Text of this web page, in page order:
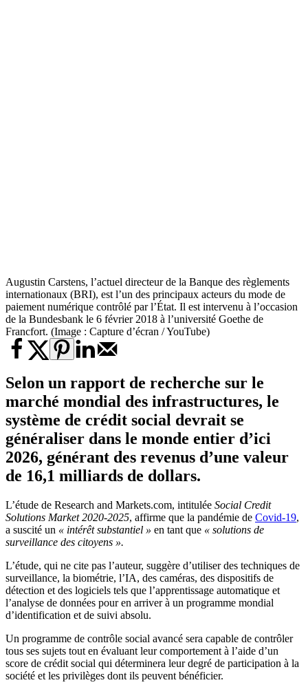
Augustin Carstens, l’actuel directeur de la Banque des règlements
internationaux (BRI), est l’un des principaux acteurs du mode de
paiement numérique contrôlé par l’État. Il est intervenu à l’occasion
de la Bundesbank le 6 février 2018 à l’université Goethe de
Francfort. (Image : Capture d’écran / YouTube)
Selon un rapport de recherche sur le
marché mondial des infrastructures, le
système de crédit social devrait se
généraliser dans le monde entier d’ici
2026, générant des revenus d’une valeur
de 16,1 milliards de dollars.
L’étude de Research and Markets.com, intitulée Social Credit
Solutions Market 2020-2025, affirme que la pandémie de Covid-19,
a suscité un « intérêt substantiel » en tant que « solutions de
surveillance des citoyens ».
L’étude, qui ne cite pas l’auteur, suggère d’utiliser des techniques de
surveillance, la biométrie, l’IA, des caméras, des dispositifs de
détection et des logiciels tels que l’apprentissage automatique et
l’analyse de données pour en arriver à un programme mondial
d’identification et de suivi absolu.
Un programme de contrôle social avancé sera capable de contrôler
tous ses sujets tout en évaluant leur comportement à l’aide d’un
score de crédit social qui déterminera leur degré de participation à la
société et les privilèges dont ils peuvent bénéficier.